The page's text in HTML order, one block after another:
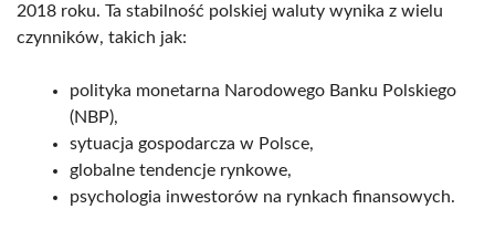
2018 roku. Ta stabilność polskiej waluty wynika z wielu
czynników, takich jak:
polityka monetarna Narodowego Banku Polskiego
(NBP),
sytuacja gospodarcza w Polsce,
globalne tendencje rynkowe,
psychologia inwestorów na rynkach finansowych.